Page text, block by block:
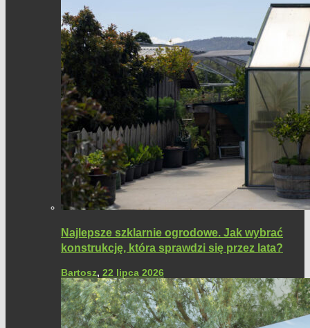
Najlepsze szklarnie ogrodowe. Jak wybrać
konstrukcję, która sprawdzi się przez lata?
Bartosz, 22 lipca 2026